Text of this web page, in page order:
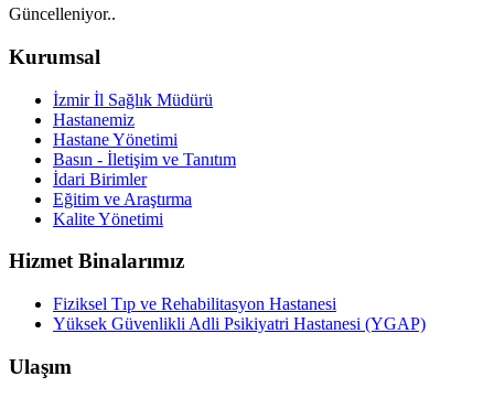
Güncelleniyor..
Kurumsal
İzmir İl Sağlık Müdürü
Hastanemiz
Hastane Yönetimi
Basın - İletişim ve Tanıtım
İdari Birimler
Eğitim ve Araştırma
Kalite Yönetimi
Hizmet Binalarımız
Fiziksel Tıp ve Rehabilitasyon Hastanesi
Yüksek Güvenlikli Adli Psikiyatri Hastanesi (YGAP)
Ulaşım